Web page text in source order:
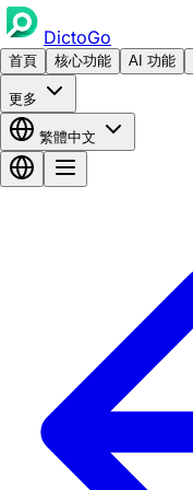
DictoGo
首頁 核心功能 AI 功能
更多
繁體中文